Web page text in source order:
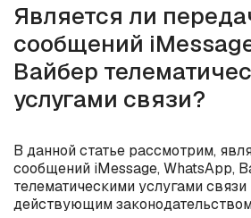
Является ли
сообщений
Вайбер
услугами связи?
В данной статье рассмотрим,
сообщений iMessage, WhatsApp,
телематическими услугами
действующим